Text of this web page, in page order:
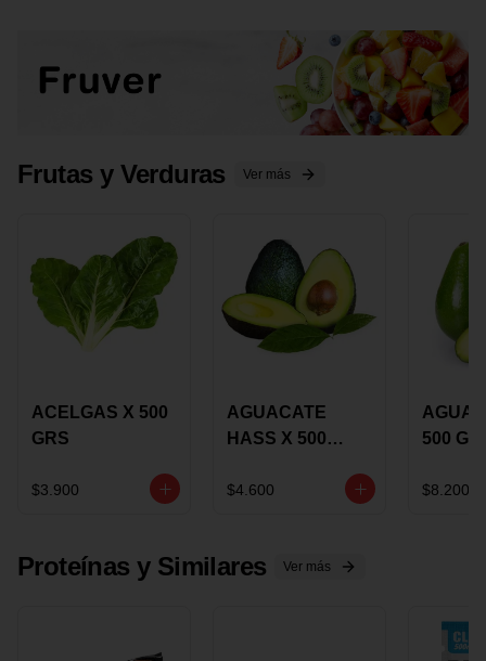
Frutas y Verduras Ver más
ACELGAS X 500
GRS
$3.900
AGUACATE
HASS X 500
$4.600
500
$8.200
Proteínas y Similares Ver más